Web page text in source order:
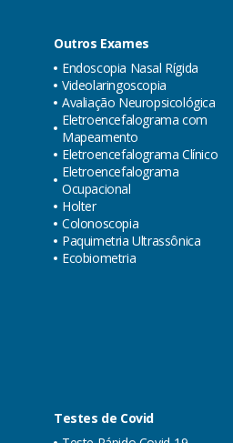
Outros Exames
Endoscopia Nasal Rígida
Videolaringoscopia
Avaliação Neuropsicológica
Eletroencefalograma com
Mapeamento
Eletroencefalograma Clínico
Eletroencefalograma
Ocupacional
Holter
Colonoscopia
Paquimetria Ultrassônica
Ecobiometria
Testes de Covid